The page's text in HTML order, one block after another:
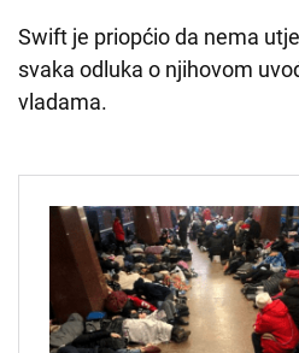
Swift je priopćio da nema
svaka odluka o njihovom
vladama.